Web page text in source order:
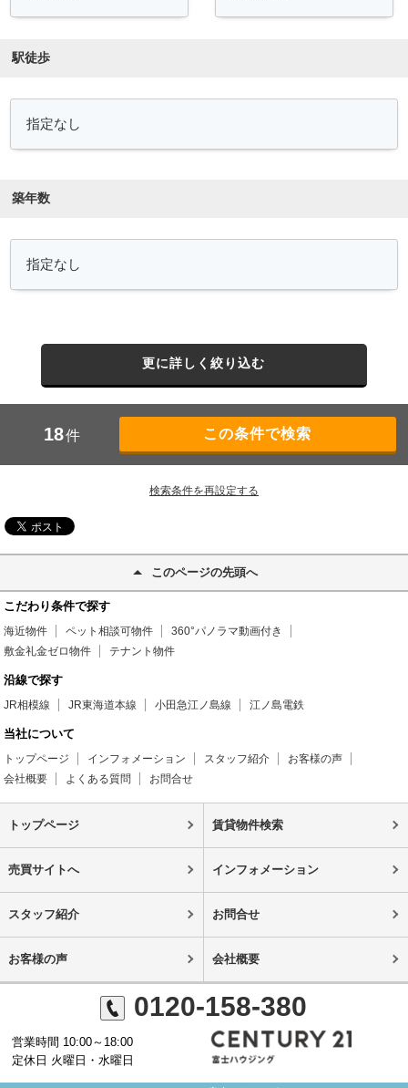
駅徒歩
築年数
更に詳しく絞り込む
18件
検索条件を再設定する
このページの先頭へ
こだわり条件で探す
海近物件 ペット相談可物件
360°パノラマ動画付き
敷金礼金ゼロ物件
テナント物件
沿線で探す
JR相模線 JR東海道本線 小田急江ノ島線 江ノ島電鉄
当社について
トップページ インフォメーション スタッフ紹介
お客様の声
会社概要
よくある質問 お問合せ
トップページ 賃貸物件検索
売買サイトへ インフォメーション
スタッフ紹介 お問合せ
お客様の声 会社概要
0120-158-380
営業時間 10:00～18:00
定休日 火曜日・水曜日